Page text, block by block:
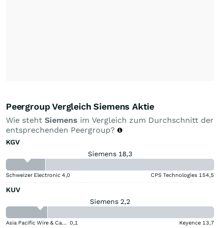
Peergroup Vergleich Siemens Aktie
Wie steht Siemens im Vergleich zum Durchschnitt der
entsprechenden Peergroup?
KGV
Siemens 18,3
Schweizer Electronic 4,0 CPS Technologies 154,5
KUV
Siemens 2,2
Asia Pacific Wire & Cable 0,1 Keyence 13,7